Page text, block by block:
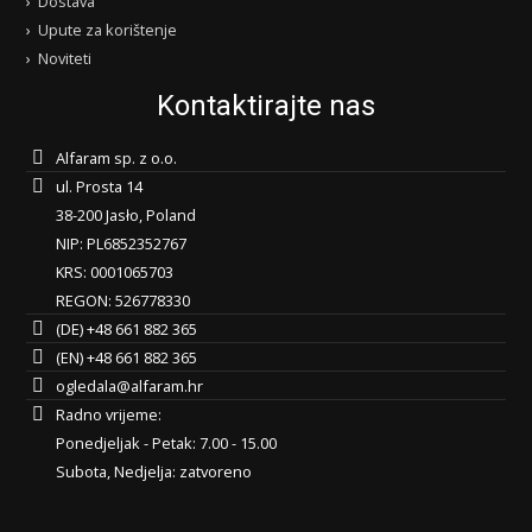
Upute za korištenje
Noviteti
Kontaktirajte nas
Alfaram sp. z o.o.
ul. Prosta 14
38-200 Jasło, Poland
NIP: PL6852352767
KRS: 0001065703
REGON: 526778330
(DE) +48 661 882 365
(EN) +48 661 882 365
ogledala@alfaram.hr
Radno vrijeme:
Ponedjeljak - Petak: 7.00 - 15.00
Subota, Nedjelja: zatvoreno